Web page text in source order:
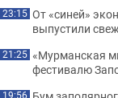
23:15 От «синей»
выпустили
21:25 «Мурманская
фестивалю
19:56